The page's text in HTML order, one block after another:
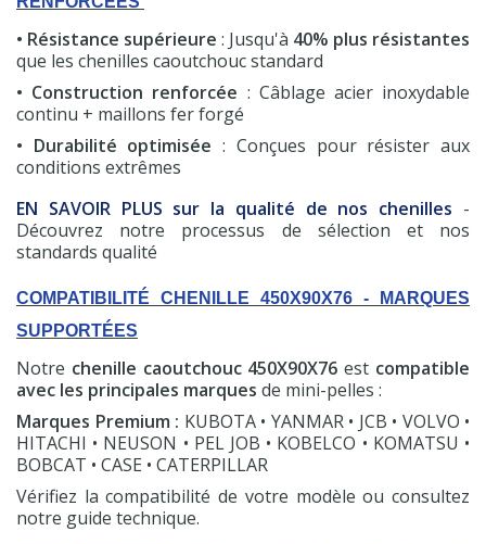
(7 avis)
• Résistance supérieure : Jusqu'à 40% plus résistantes
que les chenilles caoutchouc standard
• Construction renforcée : Câblage acier inoxydable
continu + maillons fer forgé
• Durabilité optimisée : Conçues pour résister aux
conditions extrêmes
EN SAVOIR PLUS sur la qualité de nos chenilles -
Découvrez notre processus de sélection et nos
standards qualité
COMPATIBILITÉ CHENILLE 450X90X76 - MARQUES
SUPPORTÉES
Notre chenille caoutchouc 450X90X76est compatible
avec les principales marques de mini-pelles :
Marques Premium : KUBOTA • YANMAR • JCB • VOLVO •
HITACHI • NEUSON • PEL JOB • KOBELCO • KOMATSU •
BOBCAT • CASE • CATERPILLAR
Vérifiez la compatibilité de votre modèle ou consultez
notre guide technique.